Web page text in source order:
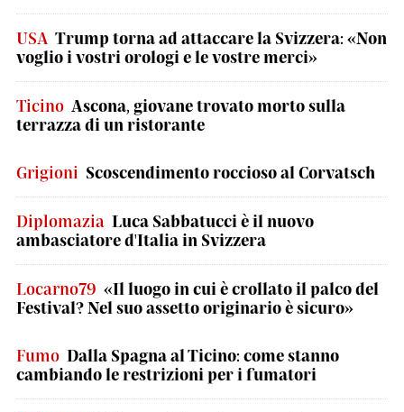
USA Trump torna ad attaccare la Svizzera: «Non
voglio i vostri orologi e le vostre merci»
Ticino Ascona, giovane trovato morto sulla
terrazza di un ristorante
Grigioni Scoscendimento roccioso al Corvatsch
Diplomazia Luca Sabbatucci è il nuovo
ambasciatore d'Italia in Svizzera
Locarno79 «Il luogo in cui è crollato il palco del
Festival? Nel suo assetto originario è sicuro»
Fumo Dalla Spagna al Ticino: come stanno
cambiando le restrizioni per i fumatori